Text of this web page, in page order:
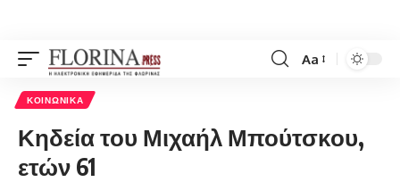
Font
Aa
ΚΟΙΝΩΝΙΚΆ
Κηδεία του Μιχαήλ Μπούτσκου,
ετών 61